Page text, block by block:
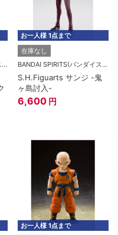
BANDAI SPIRITS(バンダイスピリッツ)
お一人様 1点まで
在庫なし
BANDAI SPIRITS(バンダイスピリッツ)
S.H.Figuarts サンジ -鬼
ヶ島討入-
6,600 円
お一人様 1点まで